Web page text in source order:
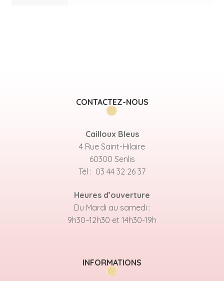
CONTACTEZ-NOUS
Cailloux Bleus
4 Rue Saint-Hilaire
60300 Senlis
Tél : 03 44 32 26 37
Heures d’ouverture
Du Mardi au samedi :
9h30–12h30 et 14h30-19h
INFORMATIONS